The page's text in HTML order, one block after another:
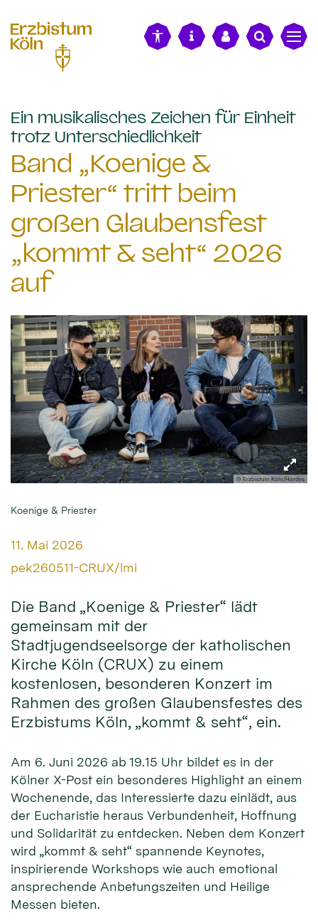
Ein musikalisches Zeichen für Einheit
trotz Unterschiedlichkeit:
Band „Koenige &
Priester“ tritt beim
großen Glaubensfest
„kommt & seht“ 2026
auf
© Erzbistum Köln/Hordys
Koenige & Priester
Datum:
11. Mai 2026
Von:
pek260511-CRUX/lmi
Die Band „Koenige & Priester“ lädt
gemeinsam mit der
Stadtjugendseelsorge der katholischen
Kirche Köln (CRUX) zu einem
kostenlosen, besonderen Konzert im
Rahmen des großen Glaubensfestes des
Erzbistums Köln, „kommt & seht“, ein.
Am 6. Juni 2026 ab 19.15 Uhr bildet es in der
Kölner X-Post ein besonderes Highlight an einem
Wochenende, das Interessierte dazu einlädt, aus
der Eucharistie heraus Verbundenheit, Hoffnung
und Solidarität zu entdecken. Neben dem Konzert
wird „kommt & seht“ spannende Keynotes,
inspirierende Workshops wie auch emotional
ansprechende Anbetungszeiten und Heilige
Messen bieten.